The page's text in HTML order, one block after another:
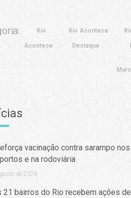
Rio
Acontece
Rio Acontece
Destaque
vacinação contra sarampo nos
e na rodoviária
de 2026
21 bairros do Rio recebem ações de